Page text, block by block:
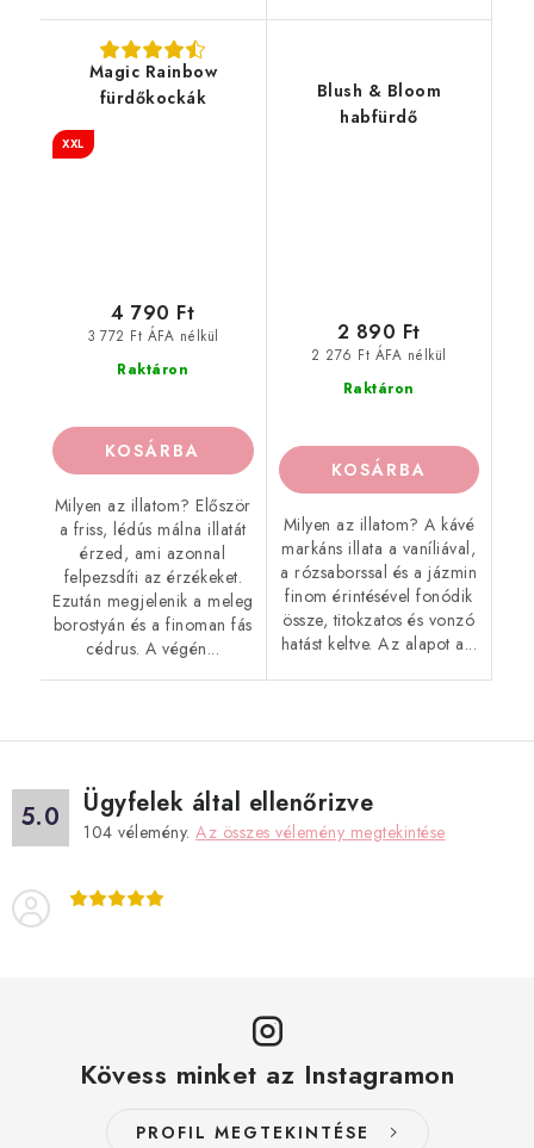
Magic Rainbow
fürdőkockák
XXL
Raktáron
3 772 Ft ÁFA nélkül
4 790 Ft
KOSÁRBA
Milyen az illatom? Először
a friss, lédús málna illatát
érzed, ami azonnal
felpezsdíti az érzékeket.
Ezután megjelenik a meleg
borostyán és a finoman fás
cédrus. A végén...
Blush & Bloom
habfürdő
Raktáron
2 276 Ft ÁFA nélkül
2 890 Ft
KOSÁRBA
Milyen az illatom? A kávé
markáns illata a vaníliával,
a rózsaborssal és a jázmin
finom érintésével fonódik
össze, titokzatos és vonzó
hatást keltve. Az alapot a...
5.0 Ügyfelek által ellenőrizve
104 vélemény. Az összes vélemény megtekintése
Kövess minket az Instagramon
PROFIL MEGTEKINTÉSE